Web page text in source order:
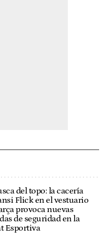
del topo: la cacería
Flick en el vestuario
provoca nuevas
de seguridad en la
Esportiva